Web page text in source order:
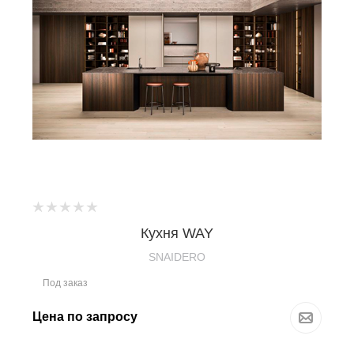
Кухня WAY
SNAIDERO
Под заказ
Цена по запросу